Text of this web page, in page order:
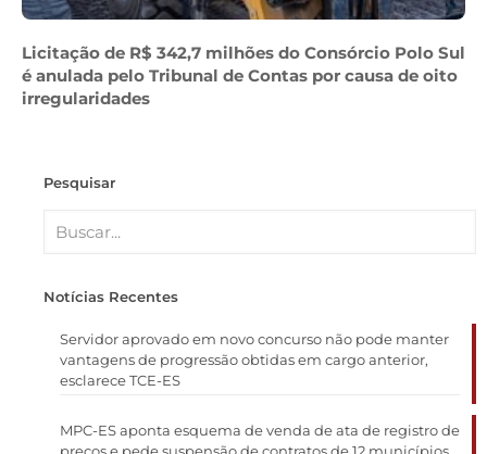
Licitação de R$ 342,7 milhões do Consórcio Polo Sul
é anulada pelo Tribunal de Contas por causa de oito
irregularidades
Pesquisar
Notícias Recentes
Servidor aprovado em novo concurso não pode manter
vantagens de progressão obtidas em cargo anterior,
esclarece TCE-ES
MPC-ES aponta esquema de venda de ata de registro de
preços e pede suspensão de contratos de 12 municípios